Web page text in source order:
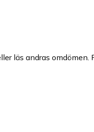
läs andras